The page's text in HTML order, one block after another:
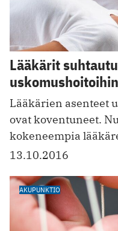
Lääkärit
uskomushoitoihin
Lääkärien asenteet
ovat koventuneet.
kokeneempia
13.10.2016
AKUPUNKTIO